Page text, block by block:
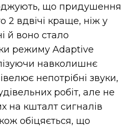
що придушення
2 вдвічі краще, ніж у
й воно стало
режиму Adaptive
навколишнє
непотрібні звуки,
робіт, але не
на кшталт сигналів
обіцяється, що